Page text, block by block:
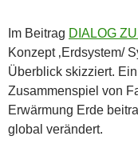
Im Beitrag DIALOG
Konzept ‚Erdsystem/
Überblick skizziert.
Zusammenspiel von
Erwärmung Erde
global verändert.